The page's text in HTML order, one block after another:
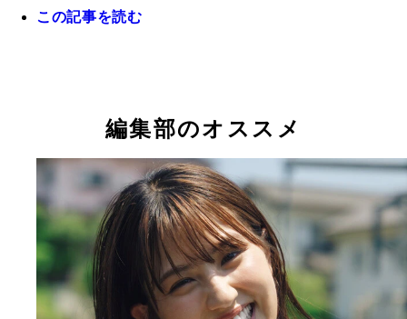
この記事を読む
編集部のオススメ